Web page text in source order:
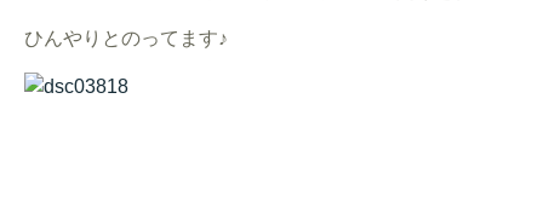
ひんやりとのってます♪